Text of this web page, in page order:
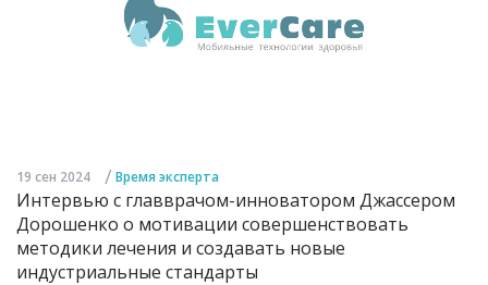
19 сен 2024 / Время эксперта
Интервью с главврачом-инноватором Джассером
Дорошенко о мотивации совершенствовать
методики лечения и создавать новые
индустриальные стандарты